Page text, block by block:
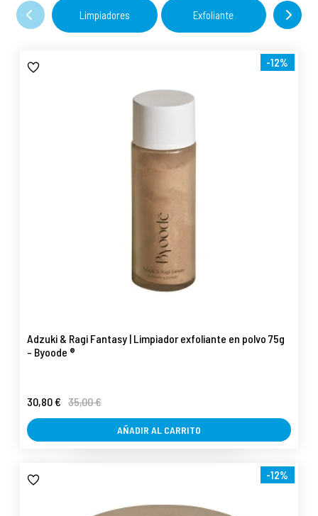
Limpiadores Exfoliante
-12%
Adzuki & Ragi Fantasy | Limpiador exfoliante en polvo 75g
- Byoode ®
30,80 € 35,00 €
AÑADIR AL CARRITO
-12%